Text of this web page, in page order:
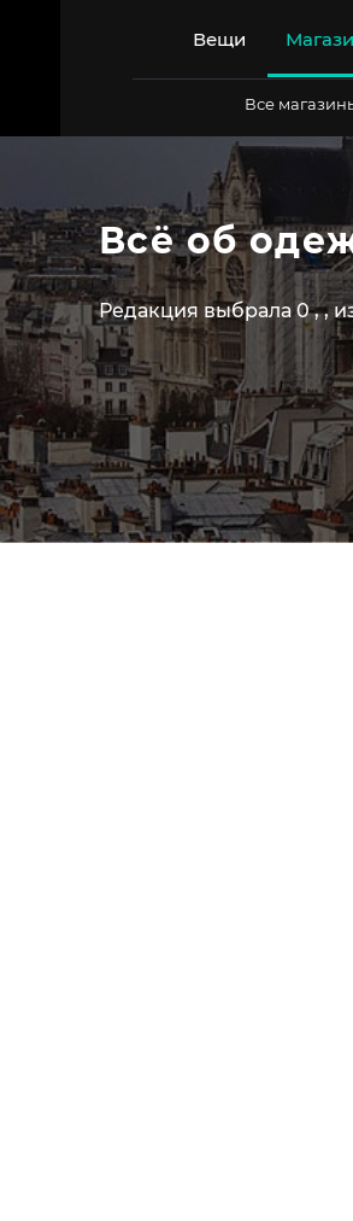
Вещи
Все
Всё об
Редакция выбрала 0,,